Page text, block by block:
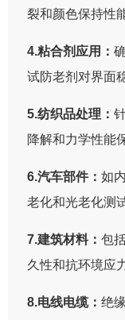
裂和颜色保持性
4.粘合剂应用：
试防老剂对界面
5.纺织品处理：
降解和力学性能
6.汽车部件：如
老化和光老化测
7.建筑材料：包
久性和抗环境应
8.电线电缆：绝